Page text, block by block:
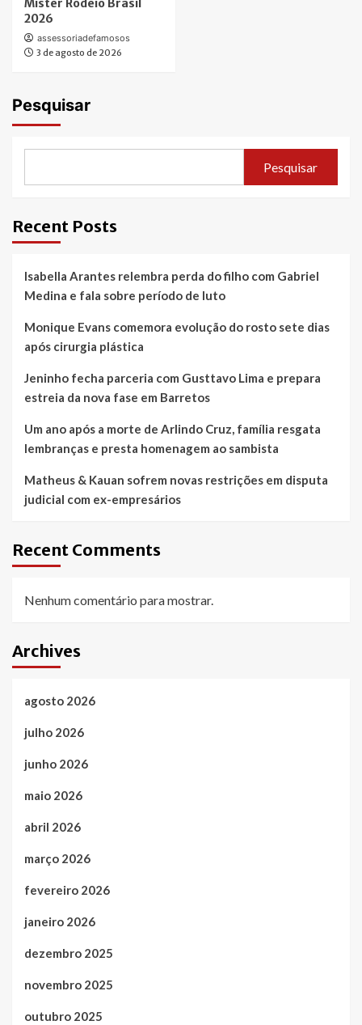
Mister Rodeio Brasil
2026
assessoriadefamosos
3 de agosto de 2026
Pesquisar
Pesquisar
Recent Posts
Isabella Arantes relembra perda do filho com Gabriel
Medina e fala sobre período de luto
Monique Evans comemora evolução do rosto sete dias
após cirurgia plástica
Jeninho fecha parceria com Gusttavo Lima e prepara
estreia da nova fase em Barretos
Um ano após a morte de Arlindo Cruz, família resgata
lembranças e presta homenagem ao sambista
Matheus & Kauan sofrem novas restrições em disputa
judicial com ex-empresários
Recent Comments
Nenhum comentário para mostrar.
Archives
agosto 2026
julho 2026
junho 2026
maio 2026
abril 2026
março 2026
fevereiro 2026
janeiro 2026
dezembro 2025
novembro 2025
outubro 2025